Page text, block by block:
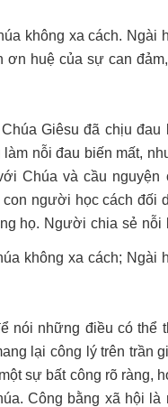
không xa cách. Ngài
ơn huệ của sự can
Giêsu đã chịu đau
nỗi đau biến mất,
Chúa và cầu nguyện
người học cách đối
họ. Người chia sẻ nỗi
không xa cách; Ngài
nói những điều có thể
lại công lý trên trần
sự bất công rõ ràng,
Công bằng xã hội là